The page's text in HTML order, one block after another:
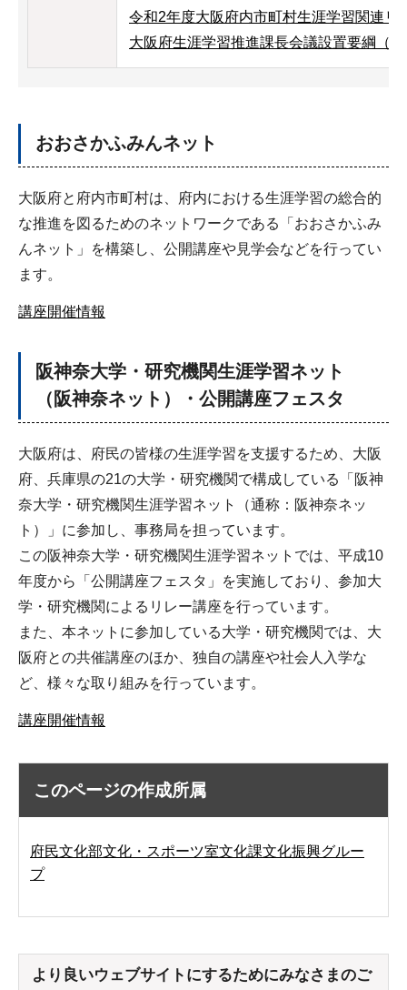
令和2年度大阪府内市町村生涯学習関連リ
大阪府生涯学習推進課長会議設置要綱（
おおさかふみんネット
大阪府と府内市町村は、府内における生涯学習の総合的
な推進を図るためのネットワークである「おおさかふみ
んネット」を構築し、公開講座や見学会などを行ってい
ます。
講座開催情報
阪神奈大学・研究機関生涯学習ネット
（阪神奈ネット）・公開講座フェスタ
大阪府は、府民の皆様の生涯学習を支援するため、大阪
府、兵庫県の21の大学・研究機関で構成している「阪神
奈大学・研究機関生涯学習ネット（通称：阪神奈ネッ
ト）」に参加し、事務局を担っています。
この阪神奈大学・研究機関生涯学習ネットでは、平成10
年度から「公開講座フェスタ」を実施しており、参加大
学・研究機関によるリレー講座を行っています。
また、本ネットに参加している大学・研究機関では、大
阪府との共催講座のほか、独自の講座や社会人入学な
ど、様々な取り組みを行っています。
講座開催情報
このページの作成所属
府民文化部文化・スポーツ室文化課文化振興グルー
プ
より良いウェブサイトにするためにみなさまのご